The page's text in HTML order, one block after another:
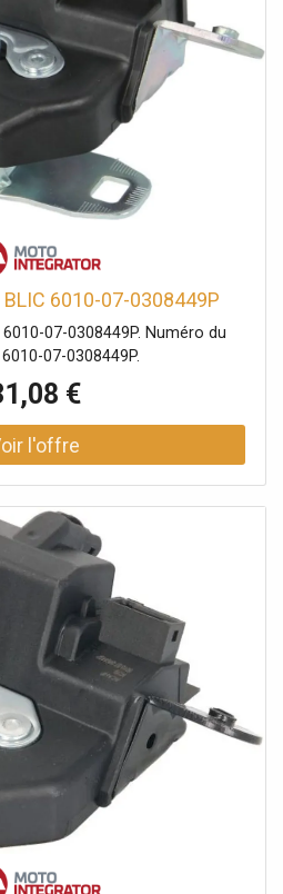
6010-07-0308449P
6010-07-0308449P. Numéro du
07-0308449P.
€